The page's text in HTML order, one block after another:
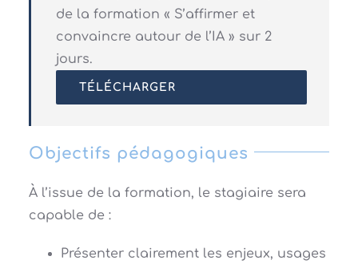
de la formation « S’affirmer et
convaincre autour de l’IA » sur 2
jours.
TÉLÉCHARGER
Objectifs pédagogiques
À l’issue de la formation, le stagiaire sera
capable de :
Présenter clairement les enjeux, usages